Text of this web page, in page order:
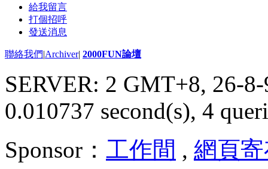
給我留言
打個招呼
發送消息
聯絡我們|Archiver| 2000FUN論壇
SERVER: 2 GMT+8, 26-
0.010737 second(s), 4
Sponsor： 工作間 , 網頁